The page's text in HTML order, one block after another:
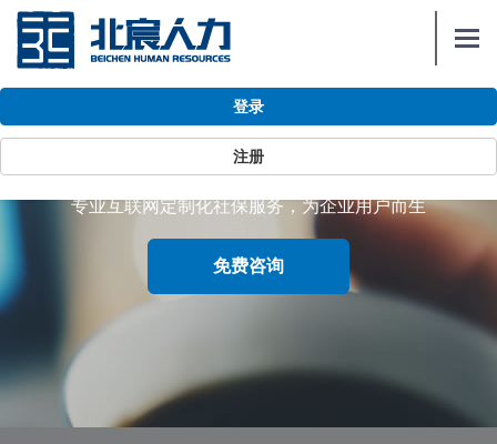
登录
注册
政策与资讯
专业互联网定制化社保服务，为企业用户而生
免费咨询